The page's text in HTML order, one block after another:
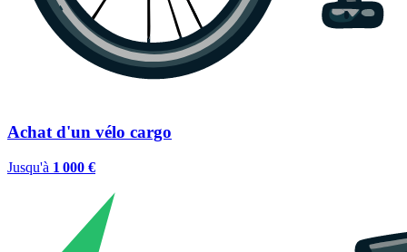
Achat d'un vélo cargo
Jusqu'à 1 000 €